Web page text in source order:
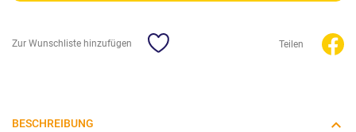
Zur Wunschliste hinzufügen Teilen
BESCHREIBUNG